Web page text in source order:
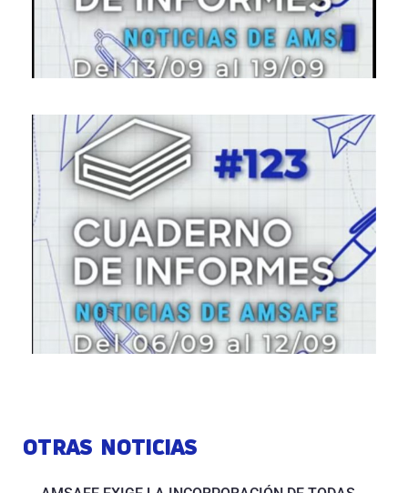
OTRAS NOTICIAS